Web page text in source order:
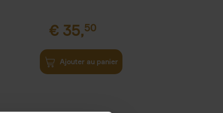
€ 35,50
Ajouter au panier